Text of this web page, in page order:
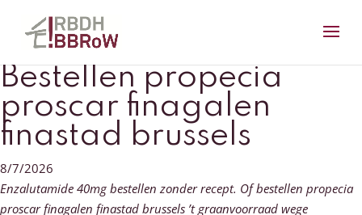
Bestellen propecia
proscar finagalen
finastad brussels
8/7/2026
Enzalutamide 40mg bestellen zonder recept. Of bestellen propecia
proscar finagalen finastad brussels ’t graanvoorraad wege